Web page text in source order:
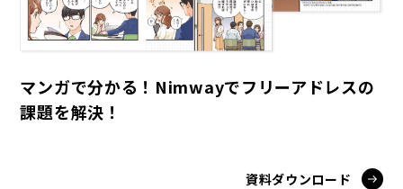
マンガで分かる！Nimwayでフリーアドレスの
課題を解決！
資料ダウンロード